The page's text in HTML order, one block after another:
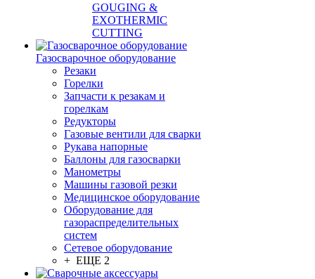
GOUGING &
EXOTHERMIC
CUTTING
Газосварочное оборудование
Резаки
Горелки
Запчасти к резакам и
горелкам
Редукторы
Газовые вентили для сварки
Рукава напорные
Баллоны для газосварки
Манометры
Машины газовой резки
Медицинское оборудование
Оборудование для
газораспределительных
систем
Сетевое оборудование
+ ЕЩЕ 2